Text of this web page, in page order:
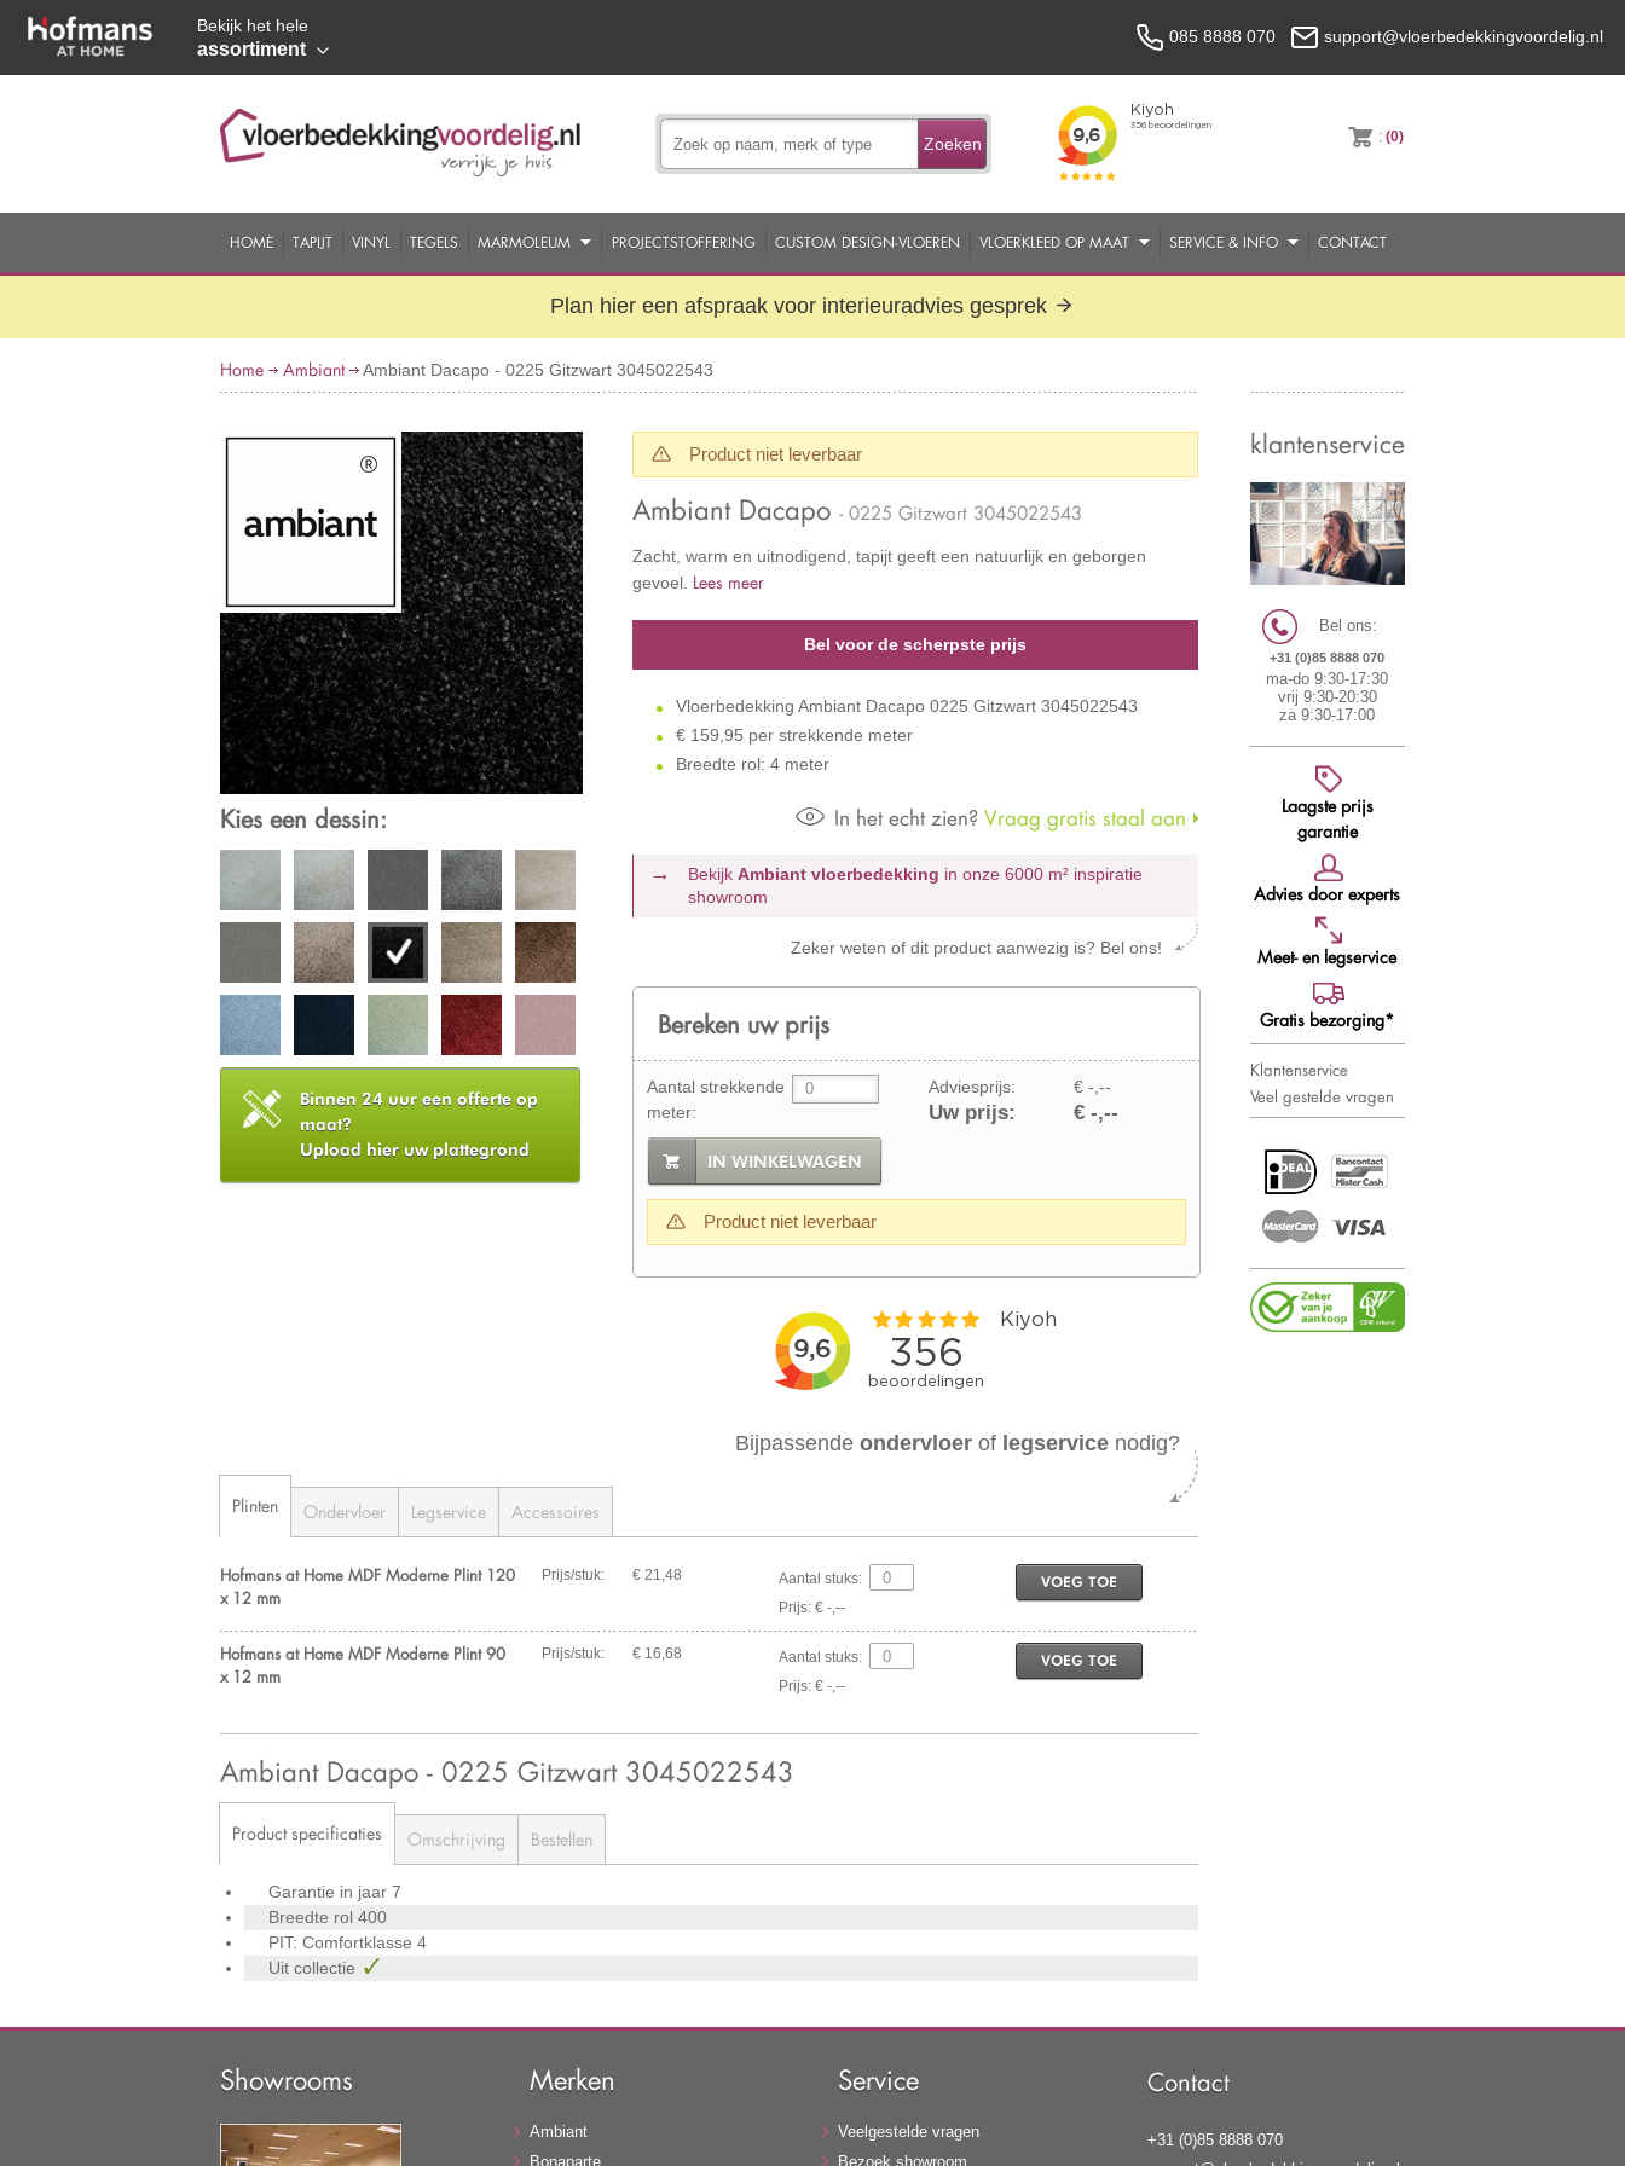
Bekijk het hele
assortiment
085 8888 070 support@vloerbedekkingvoordelig.nl
Zoeken :(0)
HOME TAPIJT VINYL TEGELS MARMOLEUM PROJECTSTOFFERING CUSTOM DESIGN-VLOEREN VLOERKLEED OP MAAT SERVICE & INFO CONTACT
Plan hier een afspraak voor interieuradvies gesprek
Home Ambiant Ambiant Dacapo - 0225 Gitzwart 3045022543
Kies een dessin:
Binnen 24 uur een offerte op
maat?
Upload hier uw plattegrond
Product niet leverbaar
Ambiant Dacapo - 0225 Gitzwart 3045022543
Zacht, warm en uitnodigend, tapijt geeft een natuurlijk en geborgen
gevoel. Lees meer
Bel voor de scherpste prijs
Vloerbedekking Ambiant Dacapo 0225 Gitzwart 3045022543
€ 159,95 per strekkende meter
Breedte rol: 4 meter
In het echt zien? Vraag gratis staal aan
BekijkAmbiant vloerbedekking in onze 6000 m² inspiratie
showroom
Zeker weten of dit product aanwezig is? Bel ons!
Bereken uw prijs
Aantal strekkende
meter:
Adviesprijs: € -,--
Uw prijs: € -,--
IN WINKELWAGEN
Product niet leverbaar
klantenservice
Bel ons:
+31 (0)85 8888 070
ma-do 9:30-17:30
vrij 9:30-20:30
za 9:30-17:00
Laagste prijs
garantie
Advies door experts
Meet- en legservice
Gratis bezorging*
Klantenservice
Veel gestelde vragen
Bijpassendeondervloer of legservice nodig?
Plinten Ondervloer Legservice Accessoires
Hofmans at Home MDF Moderne Plint 120
x 12 mm
Prijs/stuk: € 21,48
Aantal stuks:
Prijs: € -,--
VOEG TOE
Hofmans at Home MDF Moderne Plint 90
x 12 mm
Prijs/stuk: € 16,68
Aantal stuks:
Prijs: € -,--
VOEG TOE
Ambiant Dacapo - 0225 Gitzwart 3045022543
Product specificaties Omschrijving Bestellen
Garantie in jaar 7
Breedte rol 400
PIT: Comfortklasse 4
Uit collectie
Showrooms Merken
Ambiant
Bonaparte
Service
Veelgestelde vragen
Bezoek showroom
Contact
+31 (0)85 8888 070